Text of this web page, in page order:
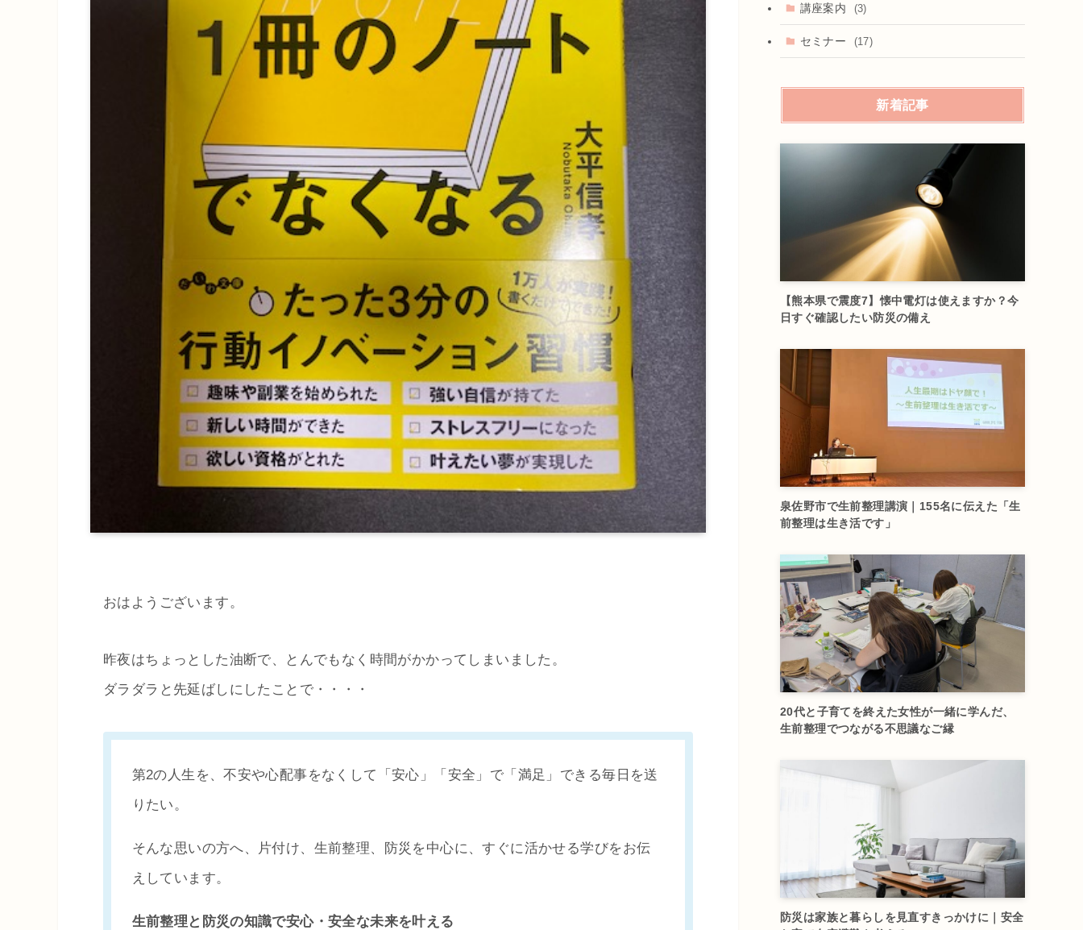
おはようございます。
昨夜はちょっとした油断で、とんでもなく時間がかかってしまいました。
ダラダラと先延ばしにしたことで・・・・
第2の人生を、不安や心配事をなくして「安心」「安全」で「満足」できる毎日を送
りたい。
そんな思いの方へ、片付け、生前整理、防災を中心に、すぐに活かせる学びをお伝
えしています。
生前整理と防災の知識で安心・安全な未来を叶える
講座案内 (3)
セミナー (17)
新着記事
【熊本県で震度7】懐中電灯は使えますか？今
日すぐ確認したい防災の備え
泉佐野市で生前整理講演｜155名に伝えた「生
前整理は生き活です」
20代と子育てを終えた女性が一緒に学んだ、
生前整理でつながる不思議なご縁
防災は家族と暮らしを見直すきっかけに｜安全